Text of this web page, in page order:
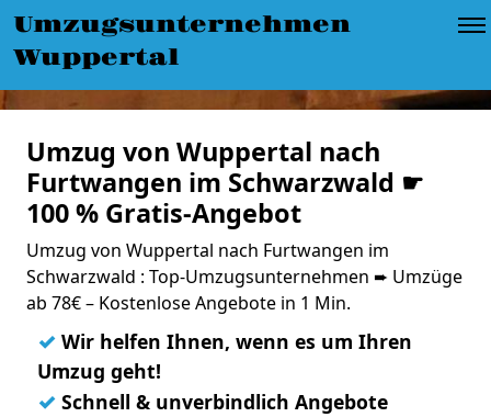
Umzugsunternehmen
Wuppertal
Umzug von Wuppertal nach
Furtwangen im Schwarzwald ☛
100 % Gratis-Angebot
Umzug von Wuppertal nach Furtwangen im
Schwarzwald : Top-Umzugsunternehmen ➨ Umzüge
ab 78€ – Kostenlose Angebote in 1 Min.
✓ Wir helfen Ihnen, wenn es um Ihren
Umzug geht!
✓ Schnell & unverbindlich Angebote